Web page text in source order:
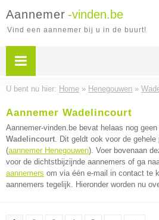
Aannemer -vinden.be
Vind een aannemer bij u in de buurt!
U bent nu hier: Home » Henegouwen »
Aannemer Wadelincourt
Aannemer-vinden.be bevat helaas nog geen
Wadelincourt. Dit geldt ook voor de gehele
(aannemer Henegouwen). Voer bovenaan
voor de dichtstbijzijnde aannemers of ga
aannemers om via één e-mail in contact te
aannemers tegelijk. Hieronder worden nu